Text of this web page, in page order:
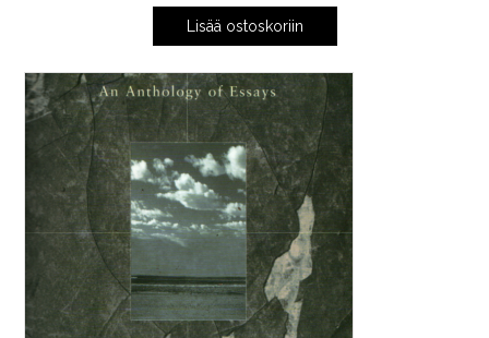
Lisää ostoskoriin